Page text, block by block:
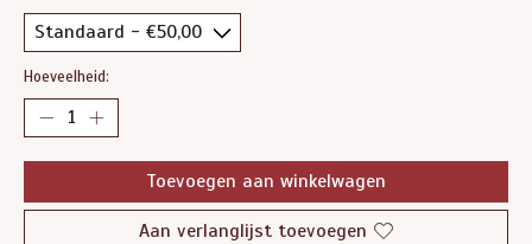
Hoeveelheid:
Toevoegen aan winkelwagen
Aan verlanglijst toevoegen